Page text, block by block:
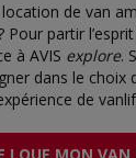
de van
Pour partir
à AVIS explore.
dans le choix
de
LOUE MON VAN